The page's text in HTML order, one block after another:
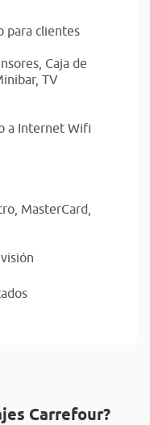
para clientes
Caja de
TV
a Internet Wifi
MasterCard,
Carrefour?